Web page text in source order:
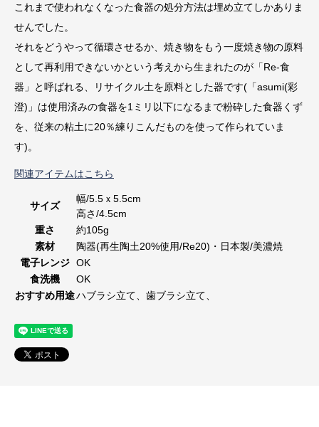
これまで使われなくなった食器の処分方法は埋め立てしかありま
せんでした。
それをどうやって循環させるか、焼き物をもう一度焼き物の原料
として再利用できないかという考えから生まれたのが「Re-食
器」と呼ばれる、リサイクル土を原料とした器です(「asumi(彩
澄)」は使用済みの食器を1ミリ以下になるまで粉砕した食器くず
を、従来の粘土に20％練りこんだものを使って作られていま
す)。
関連アイテムはこちら
サイズ
幅/5.5ｘ5.5cm
高さ/4.5cm
重さ
約105g
素材
陶器(再生陶土20%使用/Re20)・日本製/美濃焼
電子レンジ OK
食洗機
OK
おすすめ用途ハブラシ立て、歯ブラシ立て、